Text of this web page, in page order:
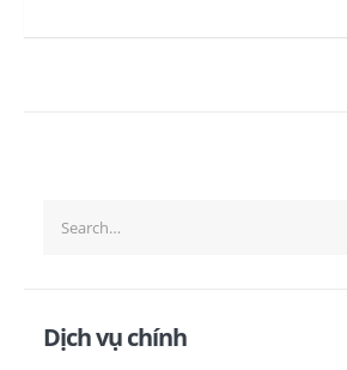
Dịch vụ chính